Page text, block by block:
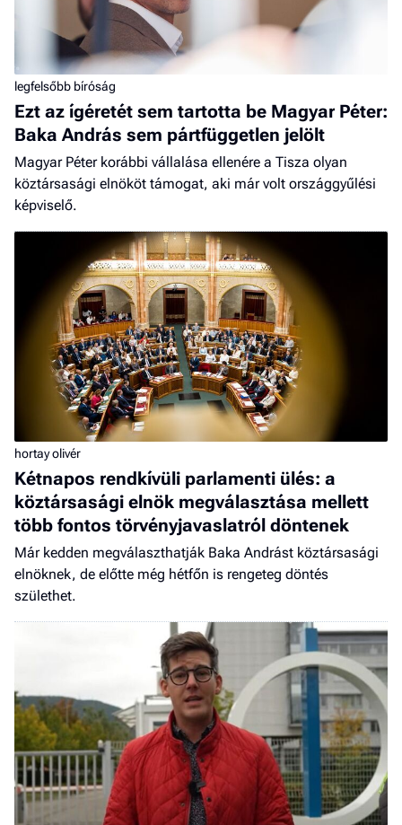
legfelsőbb bíróság
Ezt az ígéretét sem tartotta be Magyar Péter:
Baka András sem pártfüggetlen jelölt
Magyar Péter korábbi vállalása ellenére a Tisza olyan
köztársasági elnököt támogat, aki már volt országgyűlési
képviselő.
hortay olivér
Kétnapos rendkívüli parlamenti ülés: a
köztársasági elnök megválasztása mellett
több fontos törvényjavaslatról döntenek
Már kedden megválaszthatják Baka Andrást köztársasági
elnöknek, de előtte még hétfőn is rengeteg döntés
születhet.